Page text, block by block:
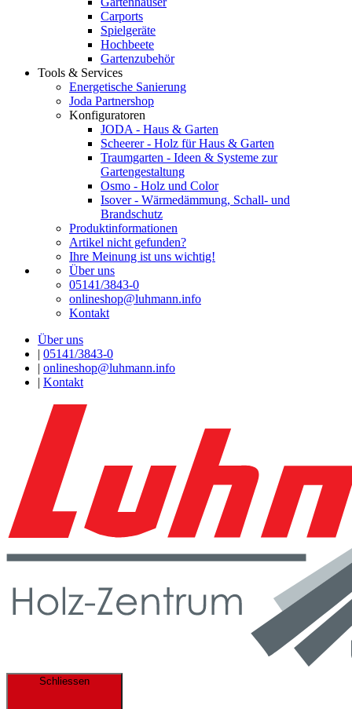
Carports
Spielgeräte
Hochbeete
Gartenzubehör
Tools & Services
Energetische Sanierung
Joda Partnershop
Konfiguratoren
JODA - Haus & Garten
Scheerer - Holz für Haus & Garten
Traumgarten - Ideen & Systeme zur
Gartengestaltung
Osmo - Holz und Color
Isover - Wärmedämmung, Schall- und
Brandschutz
Produktinformationen
Artikel nicht gefunden?
Ihre Meinung ist uns wichtig!
Über uns
05141/3843-0
onlineshop@luhmann.info
Kontakt
Über uns
| 05141/3843-0
| onlineshop@luhmann.info
| Kontakt
Schliessen